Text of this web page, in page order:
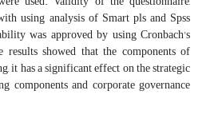
using analysis of Smart pls and Spss
was approved by using Cronbach's
showed that the components of
it has a significant effect on the strategic
components and corporate governance